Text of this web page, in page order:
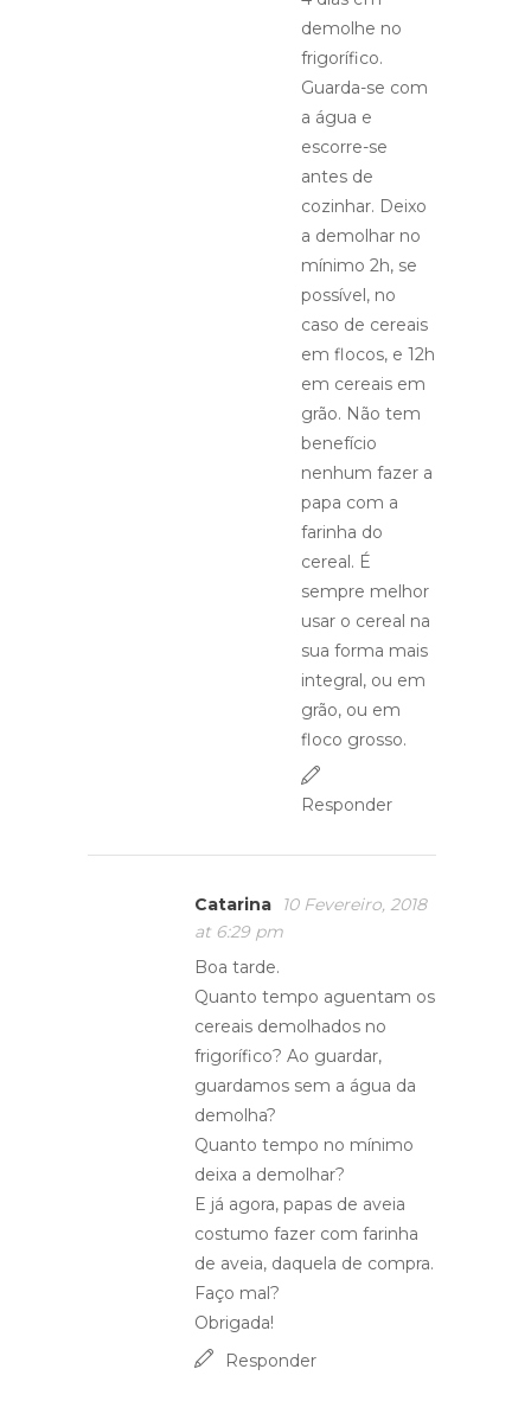
demolhe no
frigorífico.
Guarda-se com
a água e
escorre-se
antes de
cozinhar. Deixo
a demolhar no
mínimo 2h, se
possível, no
caso de cereais
em flocos, e 12h
em cereais em
grão. Não tem
benefício
nenhum fazer a
papa com a
farinha do
cereal. É
sempre melhor
usar o cereal na
sua forma mais
integral, ou em
grão, ou em
floco grosso.
Responder
Catarina
10 Fevereiro, 2018
at 6:29 pm
Boa tarde.
Quanto tempo aguentam os
cereais demolhados no
frigorífico? Ao guardar,
guardamos sem a água da
demolha?
Quanto tempo no mínimo
deixa a demolhar?
E já agora, papas de aveia
costumo fazer com farinha
de aveia, daquela de compra.
Faço mal?
Obrigada!
Responder